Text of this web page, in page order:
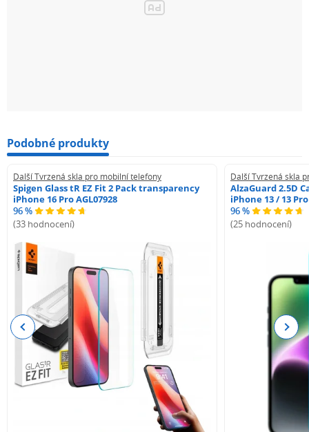
Podobné produkty
Další Tvrzená skla pro mobilní telefony
Spigen Glass tR EZ Fit 2 Pack transparency
iPhone 16 Pro AGL07928
96 %
(33 hodnocení)
Další Tvrzená skla
AlzaGuard 2.5D
iPhone 13 / 13 Pro
96 %
(25 hodnocení)
Previous Next